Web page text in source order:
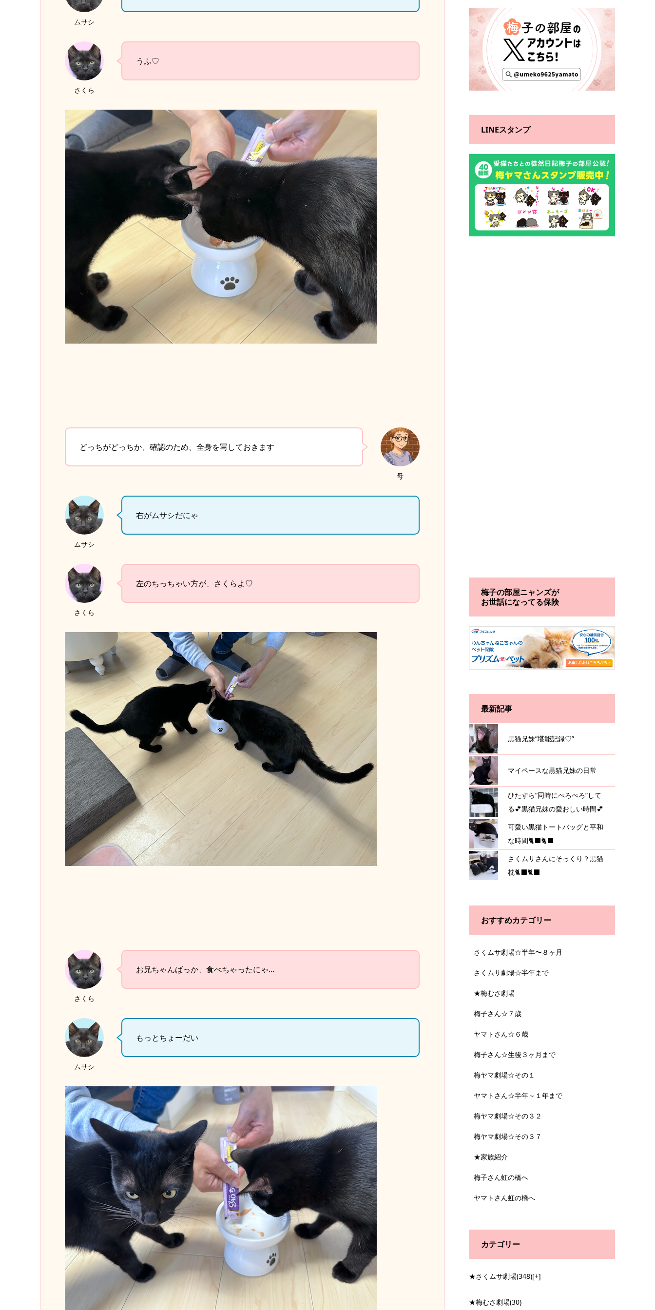
ムサシ
さくら
うふ♡
母
どっちがどっちか、確認のため、全身を写しておきます
ムサシ
右がムサシだにゃ
さくら
左のちっちゃい方が、さくらよ♡
さくら
お兄ちゃんばっか、食べちゃったにゃ…
ムサシ
もっとちょーだい
LINEスタンプ
梅子の部屋ニャンズが
お世話になってる保険
最新記事
黒猫兄妹”堪能記録♡”
マイペースな黒猫兄妹の日常
ひたすら”同時にぺろぺろ”して
る💕黒猫兄妹の愛おしい時間💕
可愛い黒猫トートバッグと平和
な時間🐈‍⬛🐈‍⬛
さくムサさんにそっくり？黒猫
枕🐈‍⬛🐈‍⬛
おすすめカテゴリー
さくムサ劇場☆半年〜８ヶ月
さくムサ劇場☆半年まで
★梅むさ劇場
梅子さん☆７歳
ヤマトさん☆６歳
梅子さん☆生後３ヶ月まで
梅ヤマ劇場☆その１
ヤマトさん☆半年～１年まで
梅ヤマ劇場☆その３２
梅ヤマ劇場☆その３７
★家族紹介
梅子さん虹の橋へ
ヤマトさん虹の橋へ
カテゴリー
★さくムサ劇場(348)[+]
★梅むさ劇場(30)